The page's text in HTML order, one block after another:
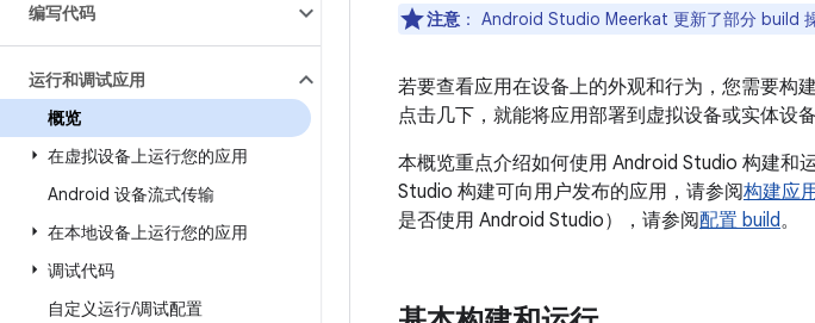
编写代码
运行和调试应用
概览
在虚拟设备上运行您的应用
Android 设备流式传输
在本地设备上运行您的应用
调试代码
自定义运行/调试配置
注意 ： Android Studio Meerkat 更新了部分 build
若要查看应用在设备上的外观和行为，您需要构
点击几下，就能将应用部署到虚拟设备或实体设备
本概览重点介绍如何使用 Android Studio 构建和
Studio 构建可向用户发布的应用，请参阅构建应
是否使用 Android Studio），请参阅配置 build。